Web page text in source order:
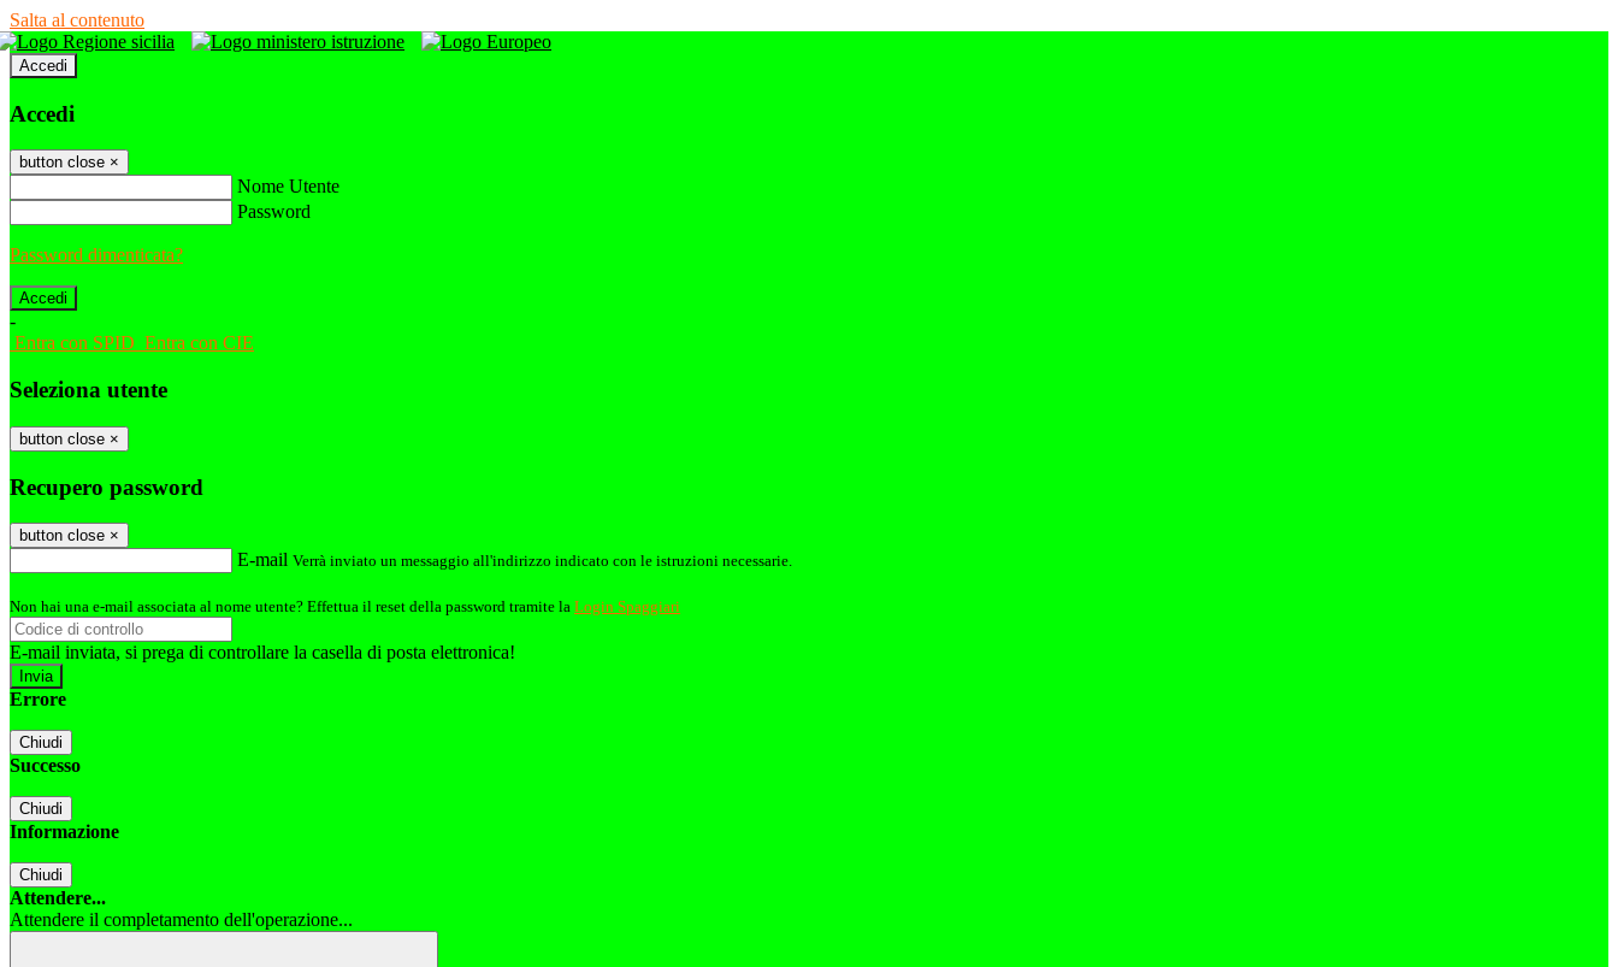
Salta al contenuto
Accedi
Accedi
button close ×
Nome Utente
Password
Password dimenticata?
-
Entra con SPID Entra con CIE
Seleziona utente
button close ×
Recupero password
button close ×
E-mail Verrà inviato un messaggio all'indirizzo indicato con le istruzioni necessarie.
Non hai una e-mail associata al nome utente? Effettua il reset della password tramite la Login Spaggiari
E-mail inviata, si prega di controllare la casella di posta elettronica!
Errore
Chiudi
Successo
Chiudi
Informazione
Chiudi
Attendere...
Attendere il completamento dell'operazione...